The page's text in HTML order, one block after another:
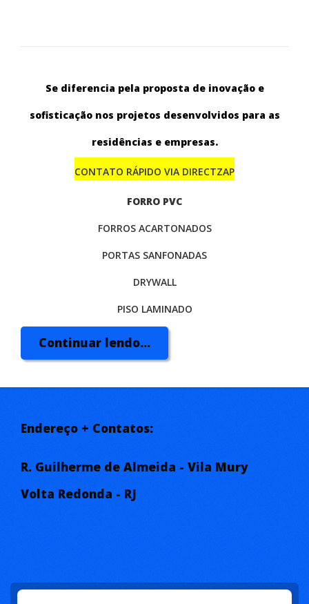
Se diferencia pela proposta de inovação e
sofisticação nos projetos desenvolvidos para as
residências e empresas.
CONTATO RÁPIDO VIA DIRECTZAP
FORRO PVC
FORROS ACARTONADOS
PORTAS SANFONADAS
DRYWALL
PISO LAMINADO
PERSIANAS
Continuar lendo...
Endereço + Contatos:
R. Guilherme de Almeida - Vila Mury
Volta Redonda - RJ